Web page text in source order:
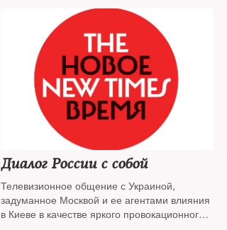
Диалог России с собой
Телевизионное общение с Украиной,
задуманное Москвой и ее агентами влияния
в Киеве в качестве яркого провокационного